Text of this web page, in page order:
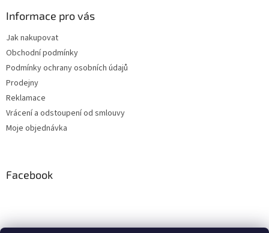
Informace pro vás
Jak nakupovat
Obchodní podmínky
Podmínky ochrany osobních údajů
Prodejny
Reklamace
Vrácení a odstoupení od smlouvy
Moje objednávka
Facebook